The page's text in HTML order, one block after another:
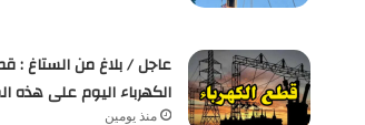
عاجل / بلاغ من الستاغ :
الكهرباء اليوم على هذه
منذ يومين